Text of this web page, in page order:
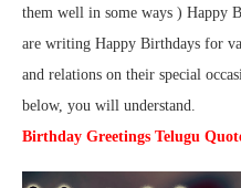
them well in some ways ) Happy
are writing Happy Birthdays for
and relations on their special
below, you will understand.
Birthday Greetings Telugu